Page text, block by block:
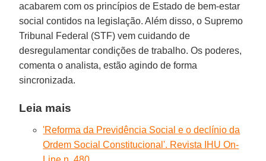
acabarem com os princípios de Estado de bem-estar
social contidos na legislação. Além disso, o Supremo
Tribunal Federal (STF) vem cuidando de
desregulamentar condições de trabalho. Os poderes,
comenta o analista, estão agindo de forma
sincronizada.
Leia mais
'Reforma da Previdência Social e o declínio da
Ordem Social Constitucional'. Revista IHU On-